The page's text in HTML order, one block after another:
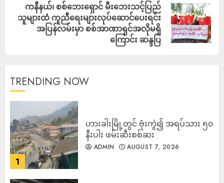
ကနီနယ်၊ စစ်ဘေးရှောင် မီးဘေးသင့်​ပြည်
သူများထံ ကူညီရေးများလုပ်ဆောင်ပေးရင်း
အပြန်လမ်းမှာ စစ်အာဏာရှင်အလိုမရှိ
ကြောင်း ဆန္ဒပြ
TRENDING NOW
1
ဟားခါးမြို့တွင် ဗုံးကွဲ၍ အရပ်သား ၅၀
နီးပါး ဖမ်းဆီးစစ်ဆး
ADMIN AUGUST 7, 2026